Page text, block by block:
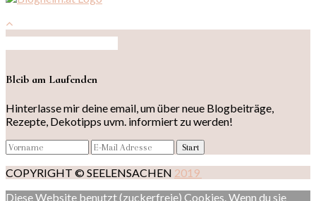
Bleib am Laufenden
Hinterlasse mir deine email, um über neue Blogbeiträge,
Rezepte, Dekotipps uvm. informiert zu werden!
COPYRIGHT © SEELENSACHEN 2019
Diese Website benutzt (zuckerfreie) Cookies. Wenn du sie